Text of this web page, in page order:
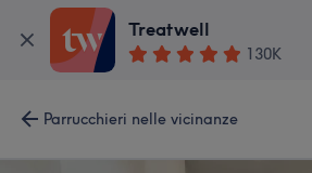
Treatwell
130K
Parrucchieri nelle vicinanze